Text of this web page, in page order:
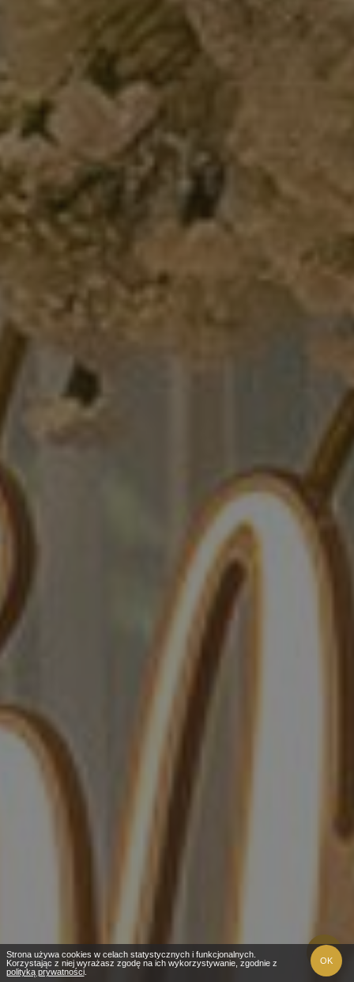
Strona używa cookies w celach statystycznych i funkcjonalnych.
Korzystając z niej wyrażasz zgodę na ich wykorzystywanie, zgodnie z
polityką prywatności.
OK